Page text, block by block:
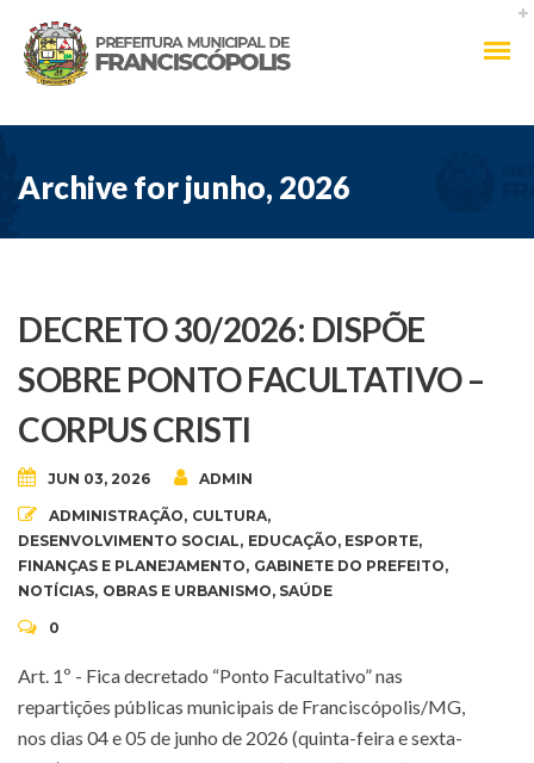
Archive for junho, 2026
DECRETO 30/2026: DISPÕE
SOBRE PONTO FACULTATIVO –
CORPUS CRISTI
JUN 03, 2026 ADMIN
ADMINISTRAÇÃO, CULTURA,
DESENVOLVIMENTO SOCIAL, EDUCAÇÃO, ESPORTE,
FINANÇAS E PLANEJAMENTO, GABINETE DO PREFEITO,
NOTÍCIAS, OBRAS E URBANISMO, SAÚDE
0
Art. 1º - Fica decretado “Ponto Facultativo” nas
repartições públicas municipais de Franciscópolis/MG,
nos dias 04 e 05 de junho de 2026 (quinta-feira e sexta-